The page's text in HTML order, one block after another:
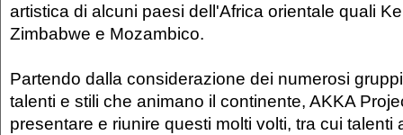
artistica di alcuni paesi dell'Africa orientale quali
Zimbabwe e Mozambico.
Partendo dalla considerazione dei numerosi
talenti e stili che animano il continente, AKKA
presentare e riunire questi molti volti, tra cui talenti